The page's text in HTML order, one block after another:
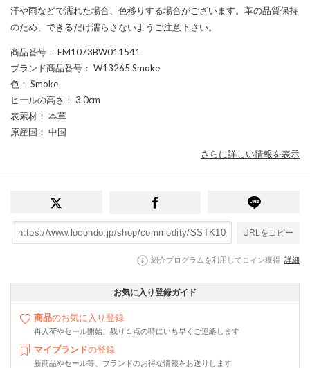
汗や雨などで濡れた場合、色移りする場合がございます。革の品質保持
のため、できるだけ濡らさないようご注意下さい。
商品番号 ： EM1073BW011541
ブランド商品番号 ： W13265 Smoke
色 ： Smoke
ヒールの高さ ： 3.0cm
表素材 ： 本革
原産国 ： 中国
さらに詳しい情報を表示
URLをコピー
紹介プログラムを利用してコイン獲得 詳細
お気に入り登録ガイド
商品のお気に入り登録
再入荷やセール開始、残り１点の時にいち早くご連絡します
マイブランドの登録
新商品やセール等、ブランドのお得な情報をお送りします